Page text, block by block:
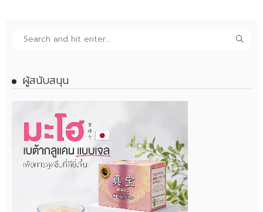
ผู้สนับสนุน